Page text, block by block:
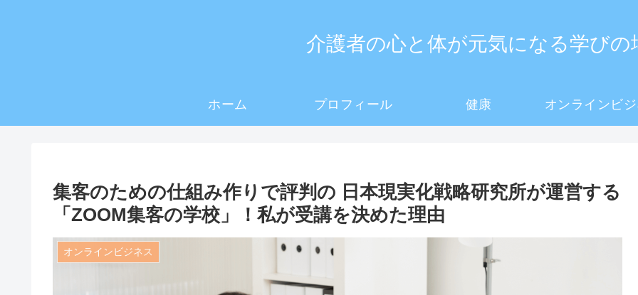
介護者の心と体が元気になる学びの
ホーム プロフィール 健康 オンラインビ
集客のための仕組み作りで評判の 日本現実化戦略研究所が運営する
「ZOOM集客の学校」！私が受講を決めた理由
オンラインビジネス